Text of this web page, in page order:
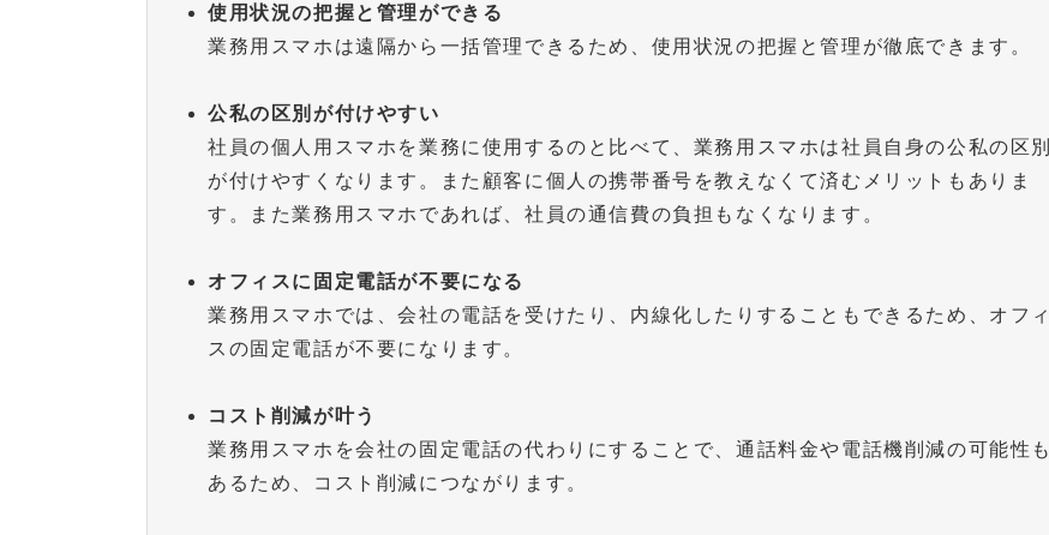
使用状況の把握と管理ができる
業務用スマホは遠隔から一括管理できるため、使用状況の把握と管理が徹底できます。
公私の区別が付けやすい
社員の個人用スマホを業務に使用するのと比べて、業務用スマホは社員自身の公私の区別
が付けやすくなります。また顧客に個人の携帯番号を教えなくて済むメリットもありま
す。また業務用スマホであれば、社員の通信費の負担もなくなります。
オフィスに固定電話が不要になる
業務用スマホでは、会社の電話を受けたり、内線化したりすることもできるため、オフィ
スの固定電話が不要になります。
コスト削減が叶う
業務用スマホを会社の固定電話の代わりにすることで、通話料金や電話機削減の可能性も
あるため、コスト削減につながります。